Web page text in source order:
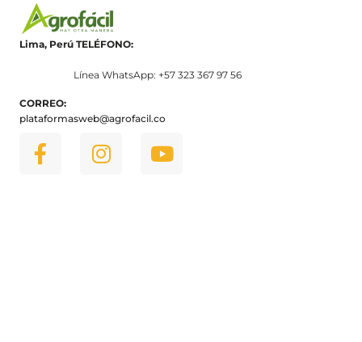
Lima, Perú TELÉFONO:
Línea WhatsApp: +57 323 367 97 56
CORREO:
plataformasweb@agrofacil.co